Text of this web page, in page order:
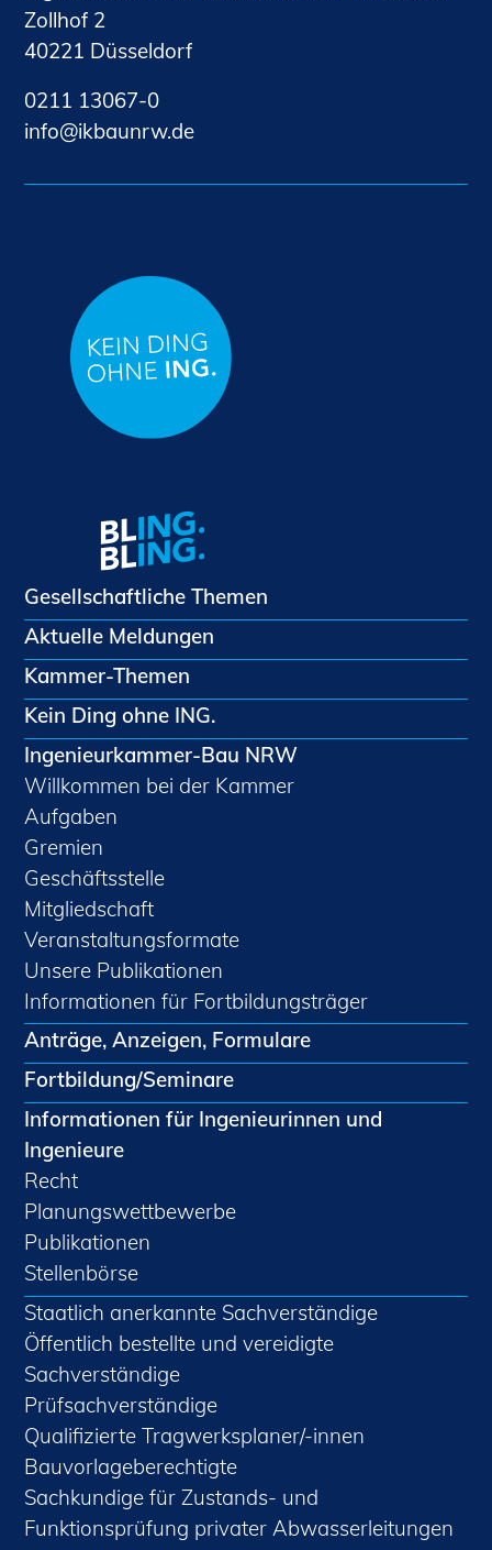
Zollhof 2
40221 Düsseldorf
0211 13067-0
nf
kb nrwd
Gesellschaftliche Themen
Aktuelle Meldungen
Kammer-Themen
Kein Ding ohne ING.
Ingenieurkammer-Bau NRW
Willkommen bei der Kammer
Aufgaben
Gremien
Geschäftsstelle
Mitgliedschaft
Veranstaltungsformate
Unsere Publikationen
Informationen für Fortbildungsträger
Anträge, Anzeigen, Formulare
Fortbildung/Seminare
Informationen für Ingenieurinnen und
Ingenieure
Recht
Planungswettbewerbe
Publikationen
Stellenbörse
Staatlich anerkannte Sachverständige
Öffentlich bestellte und vereidigte
Sachverständige
Prüfsachverständige
Qualifizierte Tragwerksplaner/-innen
Bauvorlageberechtigte
Sachkundige für Zustands- und
Funktionsprüfung privater Abwasserleitungen